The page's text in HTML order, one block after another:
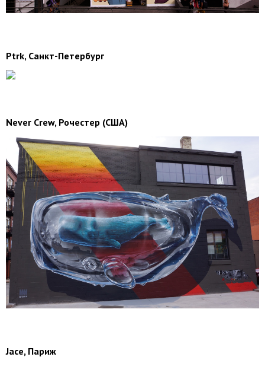
Ptrk, Санкт-Петербург
Never Crew, Рочестер (США)
Jace, Париж